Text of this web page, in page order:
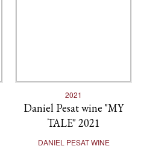
2021
Daniel Pesat wine "MY
TALE" 2021
DANIEL PESAT WINE